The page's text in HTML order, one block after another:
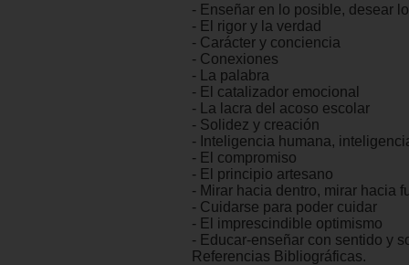
- Enseñar en lo posible, desear
- El rigor y la verdad
- Carácter y conciencia
- Conexiones
- La palabra
- El catalizador emocional
- La lacra del acoso escolar
- Solidez y creación
- Inteligencia humana,
- El compromiso
- El principio artesano
- Mirar hacia dentro, mirar hacia
- Cuidarse para poder cuidar
- El imprescindible optimismo
- Educar-enseñar con sentido y
Referencias Bibliográficas.